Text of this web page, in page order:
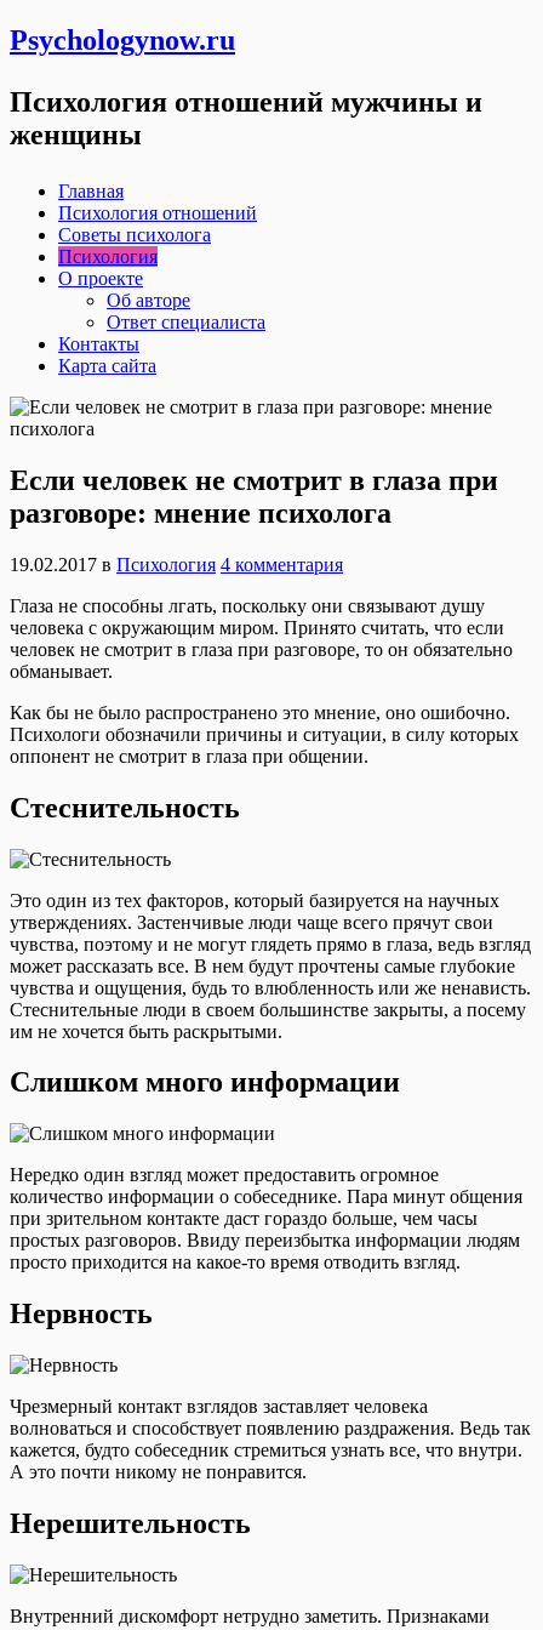
Psychologynow.ru
Психология отношений мужчины и
женщины
Главная
Психология отношений
Советы психолога
Психология
О проекте
Об авторе
Ответ специалиста
Контакты
Карта сайта
Если человек не смотрит в глаза при
разговоре: мнение психолога
19.02.2017 в Психология 4 комментария
Глаза не способны лгать, поскольку они связывают душу
человека с окружающим миром. Принято считать, что если
человек не смотрит в глаза при разговоре, то он обязательно
обманывает.
Как бы не было распространено это мнение, оно ошибочно.
Психологи обозначили причины и ситуации, в силу которых
оппонент не смотрит в глаза при общении.
Стеснительность
Это один из тех факторов, который базируется на научных
утверждениях. Застенчивые люди чаще всего прячут свои
чувства, поэтому и не могут глядеть прямо в глаза, ведь взгляд
может рассказать все. В нем будут прочтены самые глубокие
чувства и ощущения, будь то влюбленность или же ненависть.
Стеснительные люди в своем большинстве закрыты, а посему
им не хочется быть раскрытыми.
Слишком много информации
Нередко один взгляд может предоставить огромное
количество информации о собеседнике. Пара минут общения
при зрительном контакте даст гораздо больше, чем часы
простых разговоров. Ввиду переизбытка информации людям
просто приходится на какое-то время отводить взгляд.
Нервность
Чрезмерный контакт взглядов заставляет человека
волноваться и способствует появлению раздражения. Ведь так
кажется, будто собеседник стремиться узнать все, что внутри.
А это почти никому не понравится.
Нерешительность
Внутренний дискомфорт нетрудно заметить. Признаками